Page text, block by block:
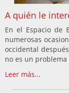
A quién le
En el Espacio de
numerosas
occidental
no es un
Leer más...